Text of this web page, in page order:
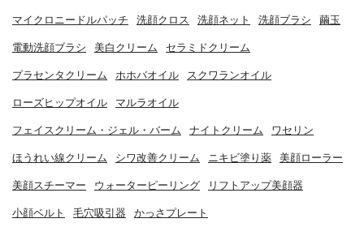
マイクロニードルパッチ 洗顔クロス 洗顔ネット 洗顔ブラシ 繭玉
電動洗顔ブラシ 美白クリーム セラミドクリーム
プラセンタクリーム ホホバオイル スクワランオイル
ローズヒップオイル マルラオイル
フェイスクリーム・ジェル・バーム ナイトクリーム ワセリン
ほうれい線クリーム シワ改善クリーム ニキビ塗り薬 美顔ローラー
美顔スチーマー ウォーターピーリング リフトアップ美顔器
小顔ベルト 毛穴吸引器 かっさプレート